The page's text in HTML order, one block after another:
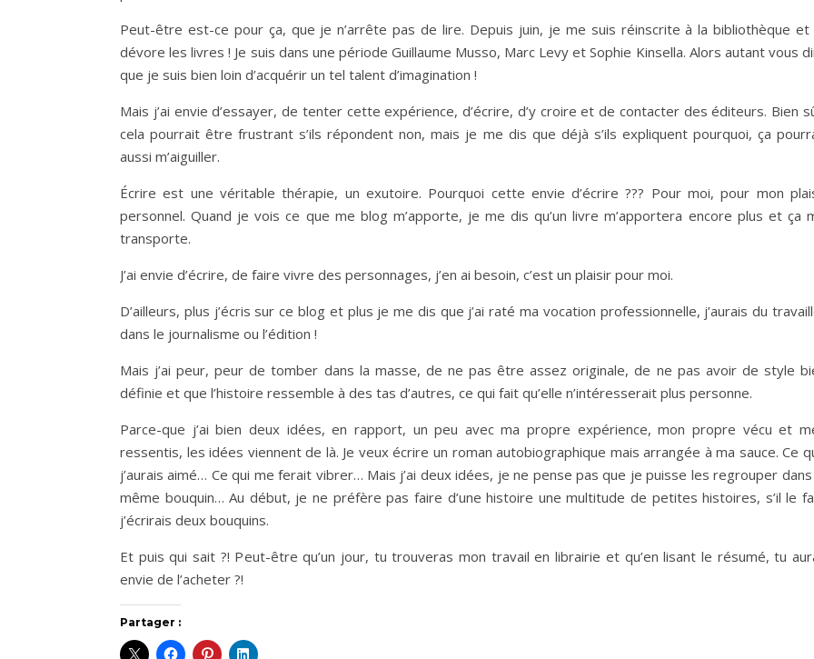
Peut-être est-ce pour ça, que je n’arrête pas de lire. Depuis juin, je me suis réinscrite à la bibliothèque
dévore les livres ! Je suis dans une période Guillaume Musso, Marc Levy et Sophie Kinsella. Alors autant vous
que je suis bien loin d’acquérir un tel talent d’imagination !
Mais j’ai envie d’essayer, de tenter cette expérience, d’écrire, d’y croire et de contacter des éditeurs. Bien
cela pourrait être frustrant s’ils répondent non, mais je me dis que déjà s’ils expliquent pourquoi, ça
aussi m’aiguiller.
Écrire est une véritable thérapie, un exutoire. Pourquoi cette envie d’écrire ??? Pour moi, pour mon
personnel. Quand je vois ce que me blog m’apporte, je me dis qu’un livre m’apportera encore plus et ça
transporte.
J’ai envie d’écrire, de faire vivre des personnages, j’en ai besoin, c’est un plaisir pour moi.
D’ailleurs, plus j’écris sur ce blog et plus je me dis que j’ai raté ma vocation professionnelle, j’aurais du
dans le journalisme ou l’édition !
Mais j’ai peur, peur de tomber dans la masse, de ne pas être assez originale, de ne pas avoir de style
définie et que l’histoire ressemble à des tas d’autres, ce qui fait qu’elle n’intéresserait plus personne.
Parce-que j’ai bien deux idées, en rapport, un peu avec ma propre expérience, mon propre vécu et
ressentis, les idées viennent de là. Je veux écrire un roman autobiographique mais arrangée à ma sauce. Ce
j’aurais aimé… Ce qui me ferait vibrer… Mais j’ai deux idées, je ne pense pas que je puisse les regrouper
même bouquin… Au début, je ne préfère pas faire d’une histoire une multitude de petites histoires, s’il le
j’écrirais deux bouquins.
Et puis qui sait ?! Peut-être qu’un jour, tu trouveras mon travail en librairie et qu’en lisant le résumé, tu
envie de l’acheter ?!
Partager :